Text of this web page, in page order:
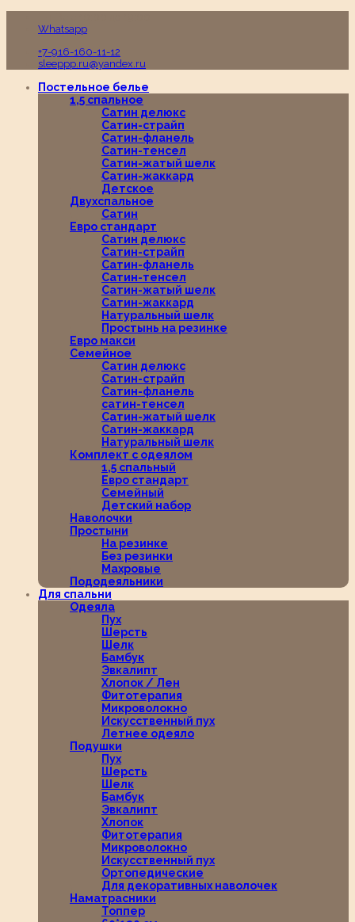
Whatsapp
+7-916-160-11-12
sleeppp.ru@yandex.ru
Постельное белье
1,5 спальное
Сатин делюкс
Сатин-страйп
Сатин-фланель
Сатин-тенсел
Сатин-жатый шелк
Сатин-жаккард
Детское
Двухспальное
Сатин
Евро стандарт
Сатин делюкс
Сатин-страйп
Сатин-фланель
Сатин-тенсел
Сатин-жатый шелк
Сатин-жаккард
Натуральный шелк
Простынь на резинке
Евро макси
Семейное
Сатин делюкс
Сатин-страйп
Сатин-фланель
сатин-тенсел
Сатин-жатый шелк
Сатин-жаккард
Натуральный шелк
Комплект с одеялом
1,5 спальный
Евро стандарт
Семейный
Детский набор
Наволочки
Простыни
На резинке
Без резинки
Махровые
Пододеяльники
Для спальни
Одеяла
Пух
Шерсть
Шелк
Бамбук
Эвкалипт
Хлопок / Лен
Фитотерапия
Микроволокно
Искусственный пух
Летнее одеяло
Подушки
Пух
Шерсть
Шелк
Бамбук
Эвкалипт
Хлопок
Фитотерапия
Микроволокно
Искусственный пух
Ортопедические
Для декоративных наволочек
Наматрасники
Топпер